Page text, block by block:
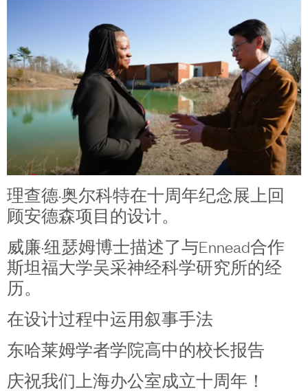
理查德·奥尔科特在十周年纪念展上回
顾安德森项目的设计。
威廉·纽瑟姆博士描述了与Ennead合作
斯坦福大学吴采神经科学研究所的经
历。
在设计过程中运用叙事手法
东哈莱姆学者学院高中的校长报告
庆祝我们上海办公室成立十周年！